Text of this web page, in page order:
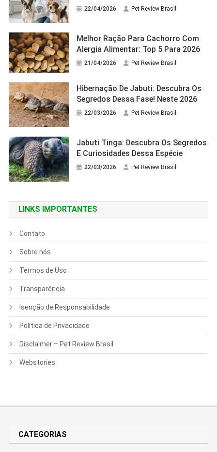
22/04/2026 Pet Review Brasil
Melhor Ração Para Cachorro Com
Alergia Alimentar: Top 5 Para 2026
21/04/2026 Pet Review Brasil
Hibernação De Jabuti: Descubra Os
Segredos Dessa Fase! Neste 2026
22/03/2026 Pet Review Brasil
Jabuti Tinga: Descubra Os Segredos
E Curiosidades Dessa Espécie
22/03/2026 Pet Review Brasil
LINKS IMPORTANTES
Contato
Sobre nós
Termos de Uso
Transparência
Isenção de Responsabilidade
Política de Privacidade
Disclaimer – Pet Review Brasil
Webstories
CATEGORIAS